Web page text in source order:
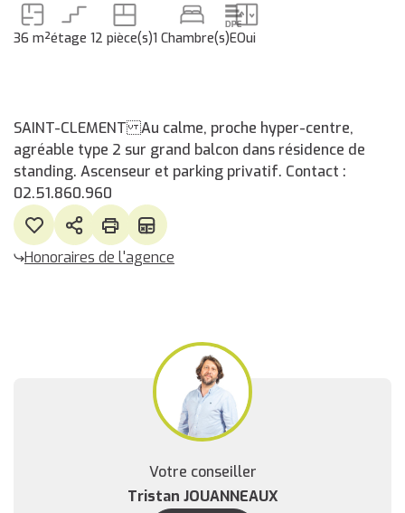
36 m²étage 12 pièce(s)1 Chambre(s)EOui
SAINT-CLEMENT Au calme, proche hyper-centre,
agréable type 2 sur grand balcon dans résidence de
standing. Ascenseur et parking privatif. Contact :
02.51.860.960
Honoraires de l'agence
Votre conseiller
Tristan JOUANNEAUX